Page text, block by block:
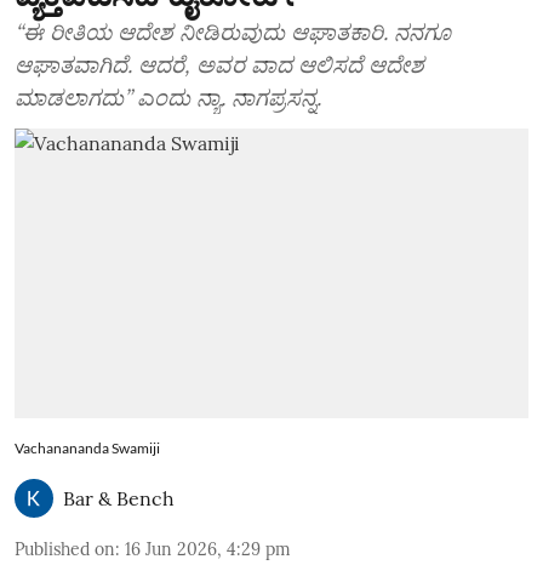
“ಈ ರೀತಿಯ ಆದೇಶ ನೀಡಿರುವುದು ಆಘಾತಕಾರಿ. ನನಗೂ
ಆಘಾತವಾಗಿದೆ. ಆದರೆ, ಅವರ ವಾದ ಆಲಿಸದೆ ಆದೇಶ
ಮಾಡಲಾಗದು” ಎಂದು ನ್ಯಾ. ನಾಗಪ್ರಸನ್ನ.
Vachanananda Swamiji
Bar & Bench
Published on: 16 Jun 2026, 4:29 pm